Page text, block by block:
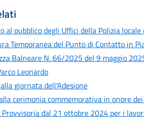
al pubblico degli Uffici della Polizia locale
Temporanea del Punto di Contatto in
Balneare N. 66/2025 del 9 maggio
Leonardo
giornata dell'Adesione
cerimonia commemorativa in onore
dal 21 ottobre 2024 per i